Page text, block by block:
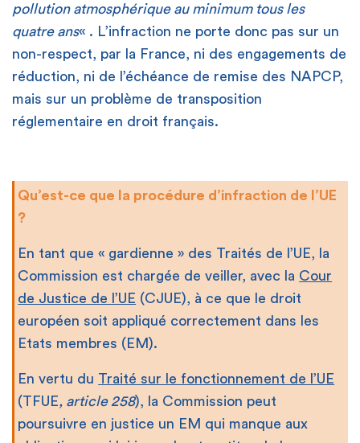
pollution atmosphérique au minimum tous les
quatre ans« . L’infraction ne porte donc pas sur un
non-respect, par la France, ni des engagements de
réduction, ni de l’échéance de remise des NAPCP,
mais sur un problème de transposition
réglementaire en droit français.
Qu’est-ce que la procédure d’infraction de l’UE
?
En tant que « gardienne » des Traités de l’UE, la
Commission est chargée de veiller, avec la Cour
de Justice de l’UE (CJUE), à ce que le droit
européen soit appliqué correctement dans les
Etats membres (EM).
En vertu du Traité sur le fonctionnement de l’UE
(TFUE, article 258), la Commission peut
poursuivre en justice un EM qui manque aux